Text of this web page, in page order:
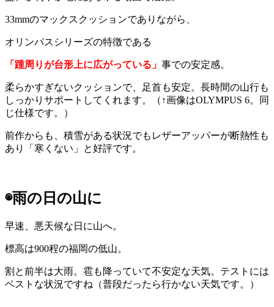
33mmのマックスクッションでありながら、
オリンパスシリーズの特徴である
「踵周りが台形上に広がっている」 事での安定感。
柔らかすぎないクッションで、足首も安定。長時間の山行も
しっかりサポートしてくれます。（↑画像はOLYMPUS 6。同
じ仕様です。）
前作からも、積雪がある状況でもレザーアッパーが断熱性も
あり「寒くない」と好評です。
◉雨の日の山に
早速、悪天候な日に山へ。
標高は900程の福岡の低山。
割と前半は大雨。雹も降っていて不安定な天気。テストには
ベストな状況ですね（普段だったら行かない天気です。）